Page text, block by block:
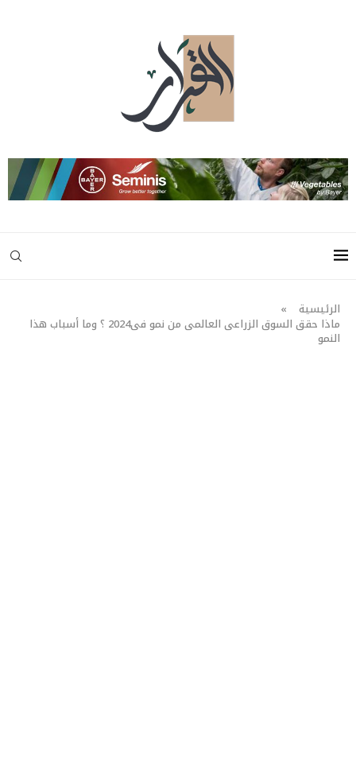
الرئيسية »
ماذا حقق السوق الزراعى العالمى من نمو فى2024 ؟ وما أسباب هذا
النمو